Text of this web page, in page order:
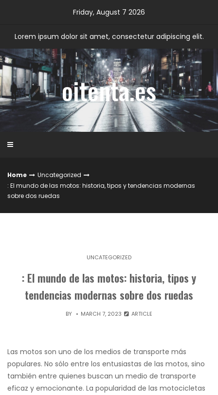
Friday, August 7 2026
Lorem ipsum dolor sit amet, consectetur adipiscing elit.
oitenta.es
Home
Uncategorized
: El mundo de las motos: historia, tipos y tendencias modernas
sobre dos ruedas
UNCATEGORIZED
: El mundo de las motos: historia, tipos y
tendencias modernas sobre dos ruedas
BY MARCH 7, 2023 ARTICLE
Las motos son uno de los medios de transporte más
populares. No sólo entre los entusiastas de las motos, sino
también entre quienes buscan un medio de transporte
eficaz y emocionante. La popularidad de las motocicletas